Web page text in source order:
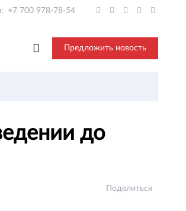
+7 700 978-78-54
Предложить новость
до
Поделиться